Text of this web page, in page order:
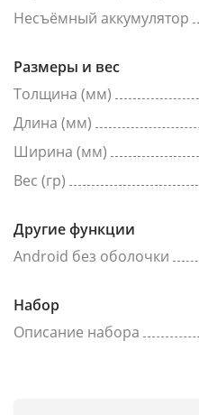
Несъёмный аккумулятор
Размеры и вес
Толщина (мм)
Длина (мм)
Ширина (мм)
Вес (гр)
Другие функции
Android без оболочки
Набор
Описание набора